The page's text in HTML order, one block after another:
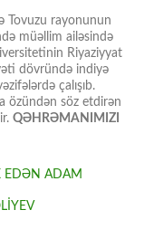
Tovuzu rayonunun
müəllim ailəsində
Riyaziyyat
dövründə indiyə
çalışıb.
özündən söz etdirən
QƏHRƏMANIMIZI
EDƏN ADAM